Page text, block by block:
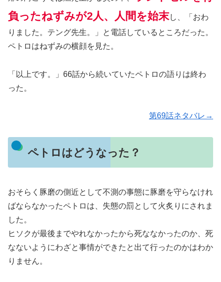
負ったねずみが2人、人間を始末し、「おわ
りました。テング先生。」と電話しているところだった。
ペトロはねずみの横顔を見た。
「以上です。」66話から続いていたペトロの語りは終わ
った。
第69話ネタバレ→
ペトロはどうなった？
おそらく豚磨の側近として不測の事態に豚磨を守らなけれ
ばならなかったペトロは、失態の罰として火炙りにされま
した。
ヒソクが最後までやれなかったから死ななかったのか、死
なないようにわざと事情ができたと出て行ったのかはわか
りません。